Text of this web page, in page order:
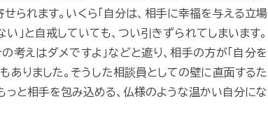
られます。いくら「自分は、相手に幸福を与える立場
」と自戒していても、つい引きずられてしまいます。
考えはダメですよ」などと遮り、相手の方が「自分を
ありました。そうした相談員としての壁に直面するた
っと相手を包み込める、仏様のような温かい自分にな